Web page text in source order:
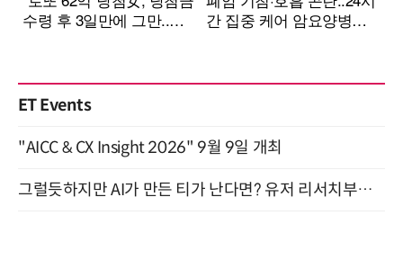
ET Events
"AICC & CX Insight 2026" 9월 9일 개최
그럴듯하지만 AI가 만든 티가 난다면? 유저 리서치부터 배포까지! (9/15)